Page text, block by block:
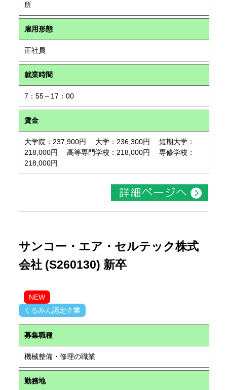
所
雇用形態
正社員
就業時間
7：55～17：00
賃金
大学院：237,900円 大学：236,300円 短期大学：
218,000円 高等専門学校：218,000円 専修学校：
218,000円
サンコー・エア・セルテック株式
会社 (S260130) 新卒
NEW
くるみん認定企業
募集職種
機械整備・修理の職業
勤務地